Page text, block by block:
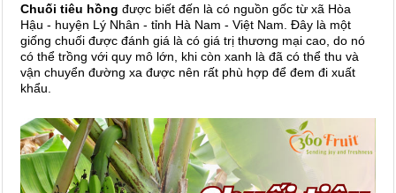
Chuối tiêu hồng được biết đến là có nguồn gốc từ xã Hòa
Hậu - huyện Lý Nhân - tỉnh Hà Nam - Việt Nam. Đây là một
giống chuối được đánh giá là có giá trị thương mại cao, do nó
có thể trồng với quy mô lớn, khi còn xanh là đã có thể thu và
vận chuyển đường xa được nên rất phù hợp để đem đi xuất
khẩu.